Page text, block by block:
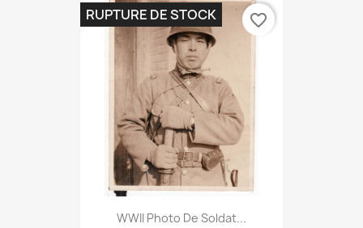
WWII Photo De Soldat...
RUPTURE DE STOCK favorite_border